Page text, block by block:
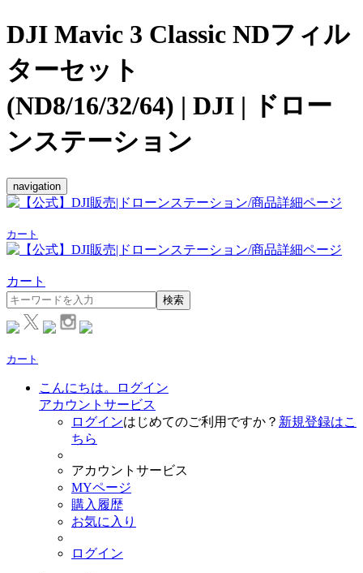
DJI Mavic 3 Classic NDフィル
ターセット
(ND8/16/32/64) | DJI | ドロー
ンステーション
navigation
カート
カート
検索
カート
こんにちは。ログイン
アカウントサービス
ログインはじめてのご利用ですか？ 新規登録はこ
ちら
アカウントサービス
MYページ
購入履歴
お気に入り
ログイン